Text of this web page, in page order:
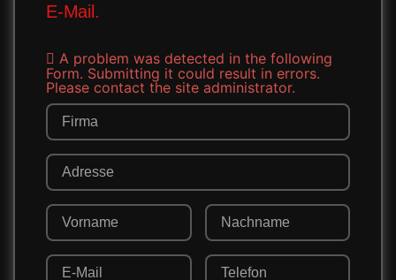
E-Mail.
A problem was detected in the following
Form. Submitting it could result in errors.
Please contact the site administrator.